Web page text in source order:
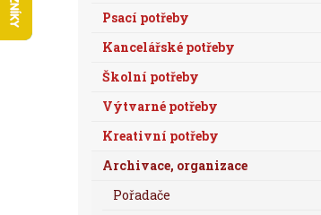
Psací potřeby
Kancelářské potřeby
Školní potřeby
Výtvarné potřeby
Kreativní potřeby
Archivace, organizace
Pořadače